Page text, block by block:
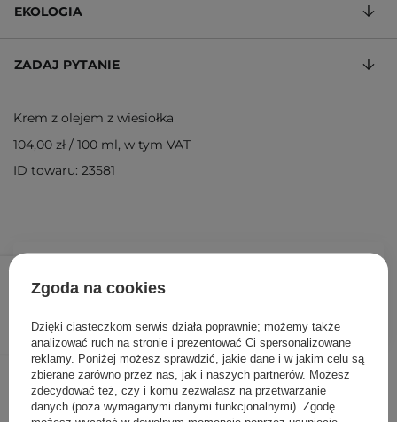
EKOLOGIA
ZADAJ PYTANIE
Krem z olejem z wiesiołka
104,00 zł / 100 ml, w tym VAT
ID towaru: 23581
Inni klienci sprawdzali również
Zgoda na cookies
Dzięki ciasteczkom serwis działa poprawnie; możemy także
analizować ruch na stronie i prezentować Ci spersonalizowane
reklamy. Poniżej możesz sprawdzić, jakie dane i w jakim celu są
zbierane zarówno przez nas, jak i naszych partnerów. Możesz
zdecydować też, czy i komu zezwalasz na przetwarzanie
danych (poza wymaganymi danymi funkcjonalnymi). Zgodę